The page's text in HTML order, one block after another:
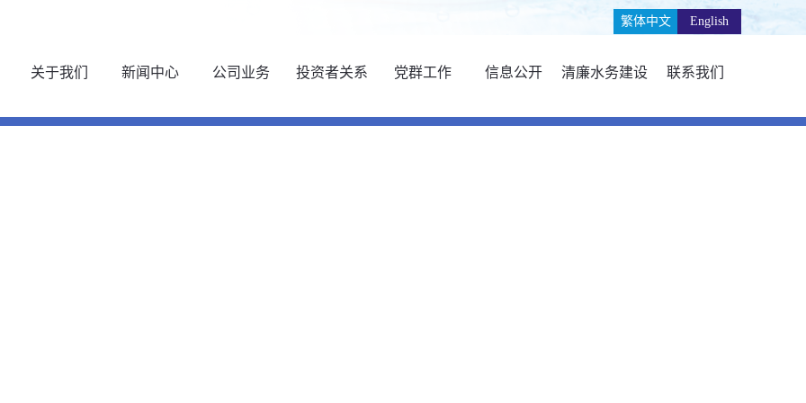
繁体中文 English
关于我们 新闻中心 公司业务 投资者关系 党群工作 信息公开 清廉水务建设 联系我们